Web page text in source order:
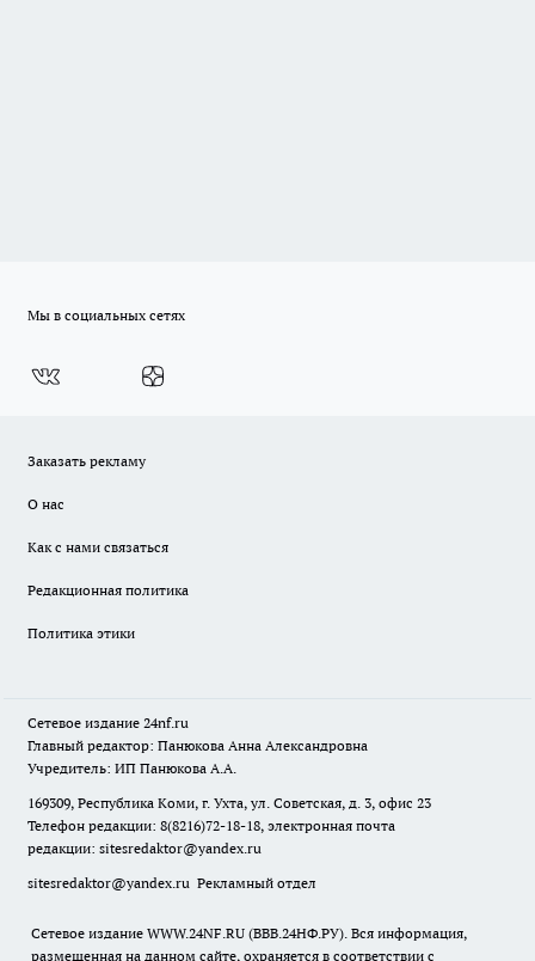
Мы в социальных сетях
Заказать рекламу
О нас
Как с нами связаться
Редакционная политика
Политика этики
Сетевое издание 24nf.ru
Главный редактор: Панюкова Анна Александровна
Учредитель: ИП Панюкова А.А.
169309, Республика Коми, г. Ухта, ул. Советская, д. 3, офис 23
Телефон редакции: 8(8216)72-18-18, электронная почта
редакции: sitesredaktor@yandex.ru
sitesredaktor@yandex.ru Рекламный отдел
Сетевое издание WWW.24NF.RU (ВВВ.24НФ.РУ). Вся информация,
размещенная на данном сайте, охраняется в соответствии с